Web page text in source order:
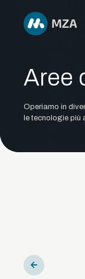
Aree
Operiamo in
le tecnologie più
dei